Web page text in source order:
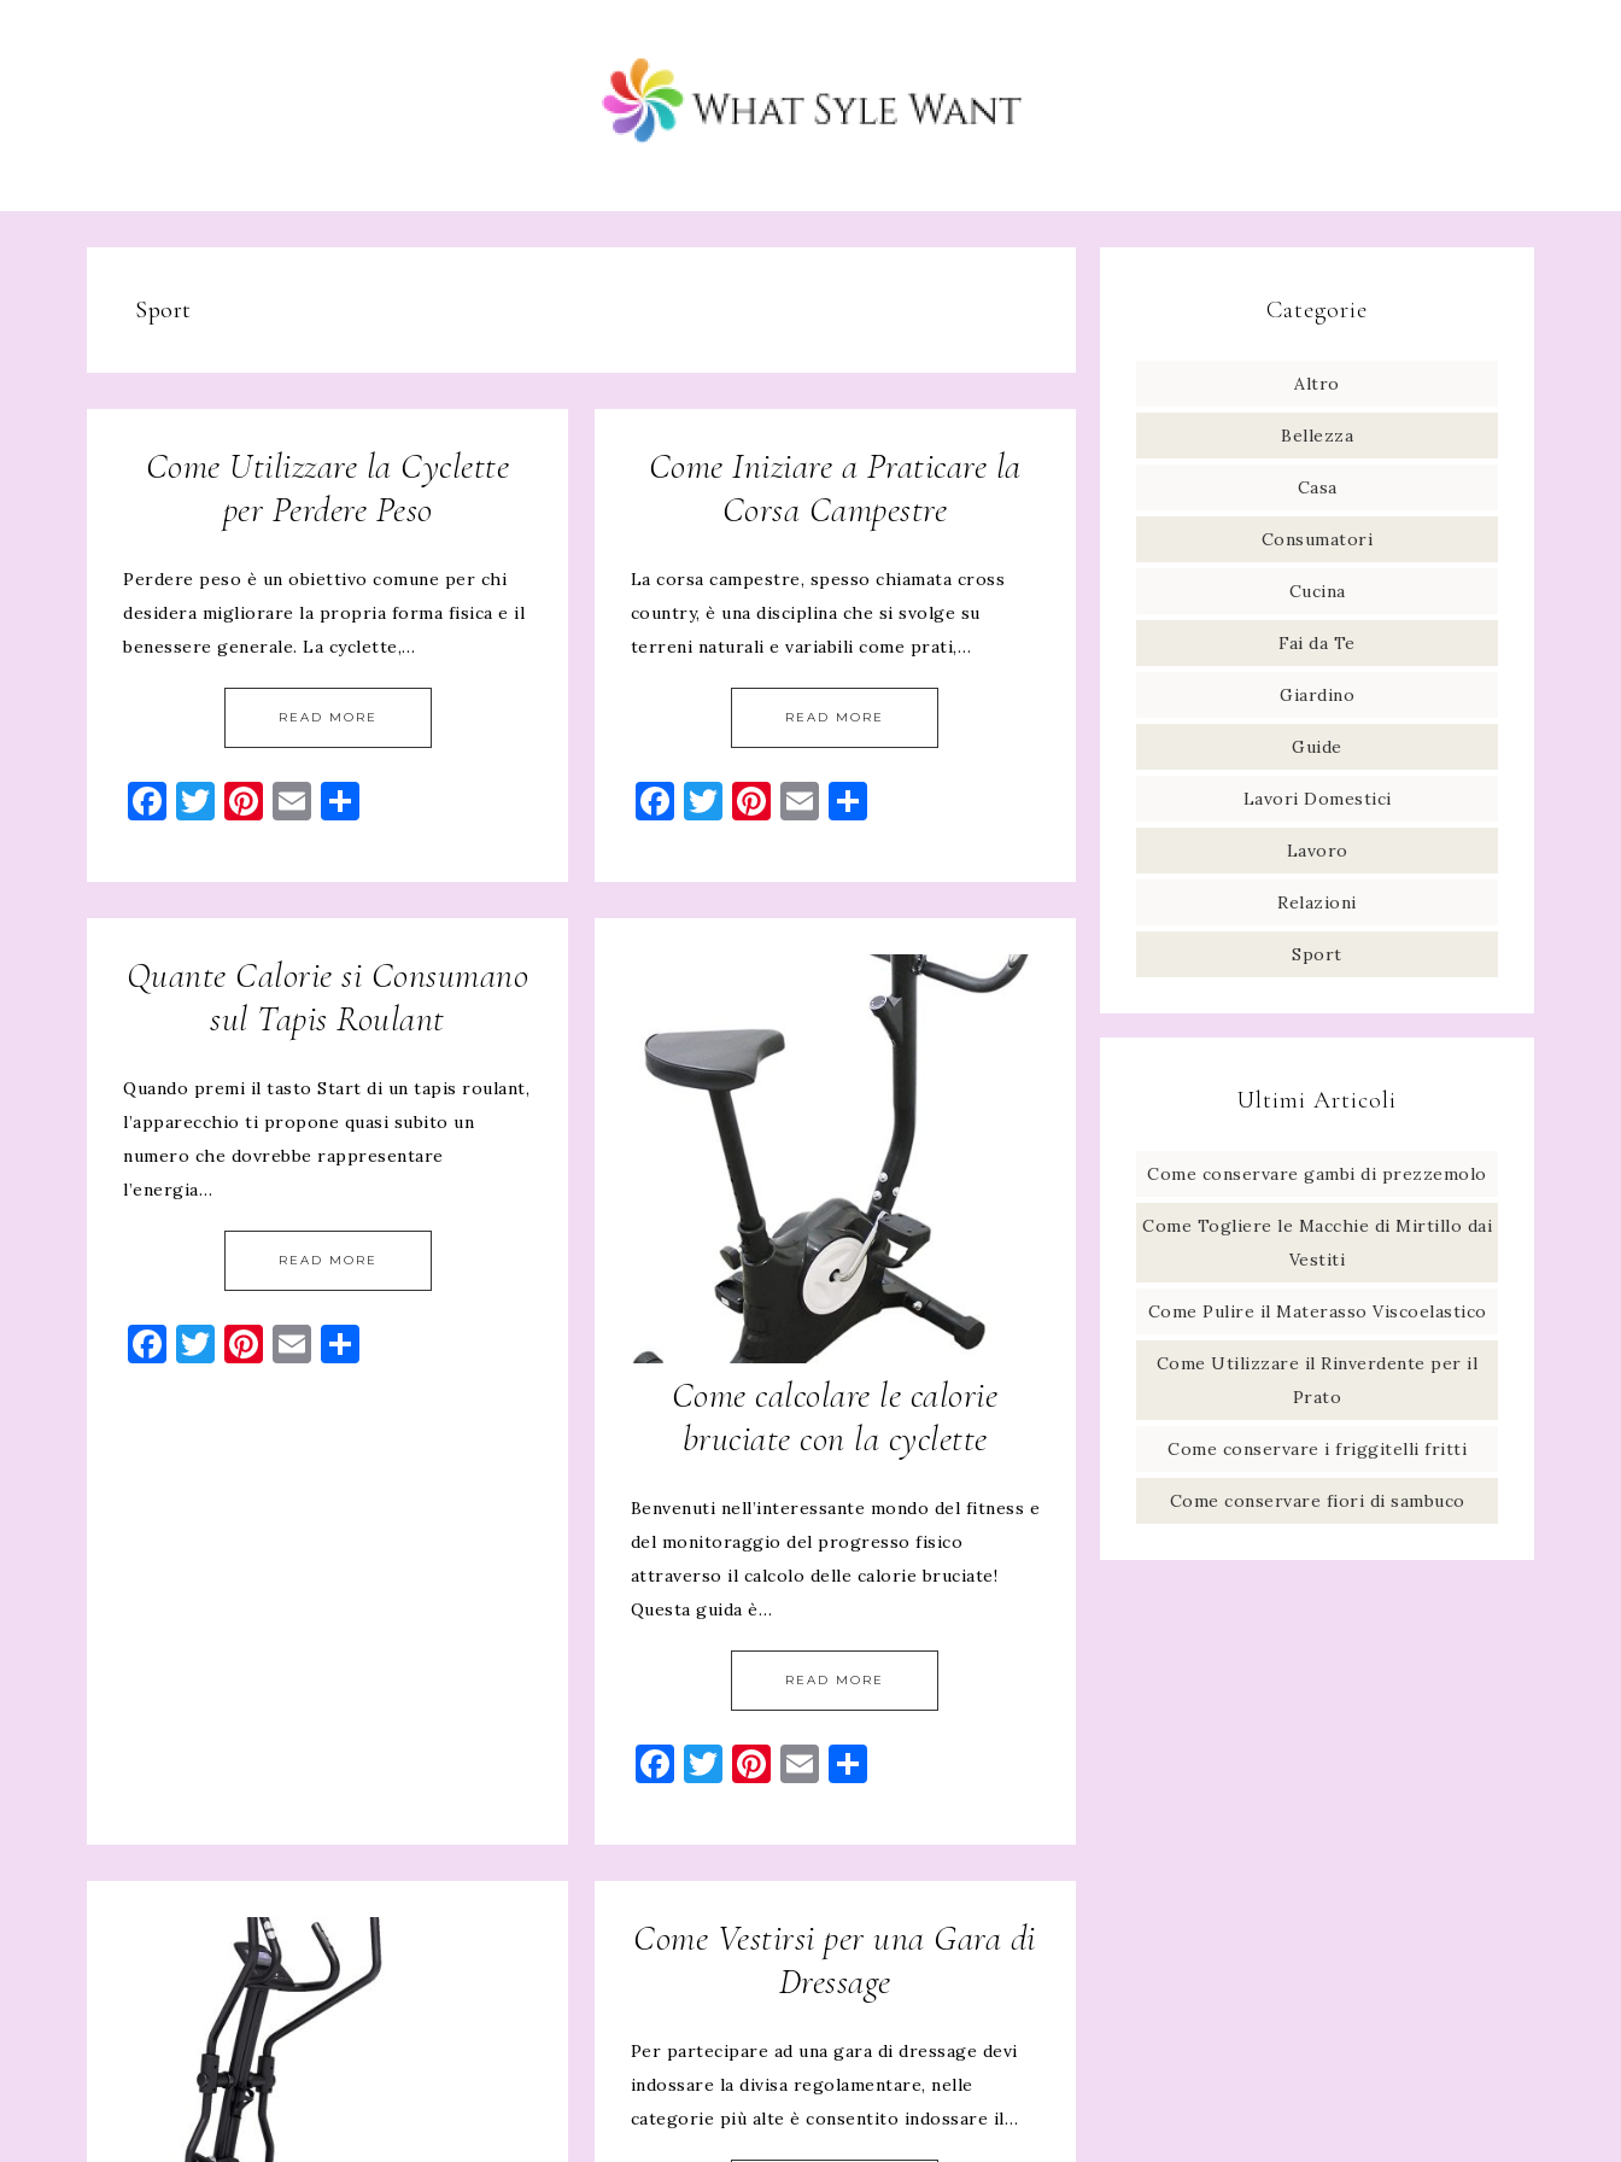
Sport
Come Utilizzare la Cyclette
per Perdere Peso
Perdere peso è un obiettivo comune per chi
desidera migliorare la propria forma fisica e il
benessere generale. La cyclette,…
READ MORE
Facebook
Twitter
Pinterest
Email
Come Iniziare a Praticare la
Corsa Campestre
La corsa campestre, spesso chiamata cross
country, è una disciplina che si svolge su
terreni naturali e variabili come prati,…
READ MORE
Facebook
Twitter
Pinterest
EmailCondividi
Quante Calorie si Consumano
sul Tapis Roulant
Quando premi il tasto Start di un tapis roulant,
l’apparecchio ti propone quasi subito un
numero che dovrebbe rappresentare
l’energia…
READ MORE
Facebook
Twitter
Pinterest
Email
Come calcolare le calorie
bruciate con la cyclette
Benvenuti nell’interessante mondo del fitness e
del monitoraggio del progresso fisico
attraverso il calcolo delle calorie bruciate!
Questa guida è…
READ MORE
Facebook
Twitter
Pinterest
EmailCondividi
Come Vestirsi per una Gara di
Dressage
Per partecipare ad una gara di dressage devi
indossare la divisa regolamentare, nelle
categorie più alte è consentito indossare il…
Categorie
Altro
Bellezza
Casa
Consumatori
Cucina
Fai da Te
Giardino
Guide
Lavori Domestici
Lavoro
Relazioni
Sport
Ultimi Articoli
Come conservare gambi di prezzemolo​
Come Togliere le Macchie di Mirtillo dai
Vestiti
Come Pulire il Materasso Viscoelastico
Come Utilizzare il Rinverdente per il
Prato
Come conservare i friggitelli fritti​
Come conservare fiori di sambuco​